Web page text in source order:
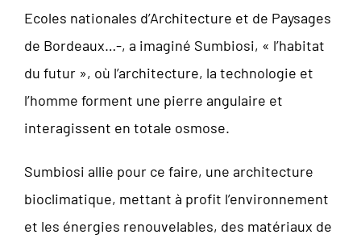
Ecoles nationales d’Architecture et de Paysages
de Bordeaux…-, a imaginé Sumbiosi, « l’habitat
du futur », où l’architecture, la technologie et
l’homme forment une pierre angulaire et
interagissent en totale osmose.
Sumbiosi allie pour ce faire, une architecture
bioclimatique, mettant à profit l’environnement
et les énergies renouvelables, des matériaux de